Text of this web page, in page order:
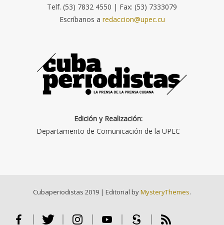
Telf. (53) 7832 4550 | Fax: (53) 7333079
Escríbanos a redaccion@upec.cu
Edición y Realización:
Departamento de Comunicación de la UPEC
Cubaperiodistas 2019 | Editorial byMysteryThemes.